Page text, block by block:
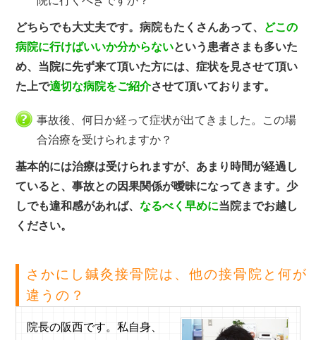
どちらでも大丈夫です。病院もたくさんあって、 どこの
病院に行けばいいか分からないという患者さまも多いた
め、当院に先ず来て頂いた方には、症状を見させて頂い
た上で適切な病院をご紹介させて頂いております。
事故後、何日か経って症状が出てきました。この場
合治療を受けられますか？
基本的には治療は受けられますが、あまり時間が経過し
ていると、事故との因果関係が曖昧になってきます。少
しでも違和感があれば、なるべく早めに当院までお越し
ください。
さかにし鍼灸接骨院は、他の接骨院と何が
違うの？
院長の阪西です。私自身、